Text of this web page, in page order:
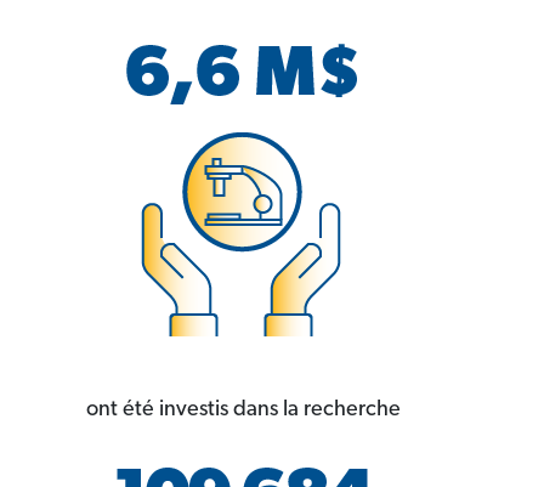
ont été investis dans la recherche